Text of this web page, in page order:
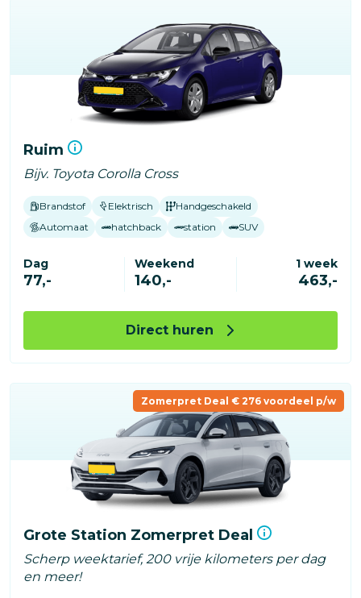
Ruim
Bijv. Toyota Corolla Cross
Brandstof Elektrisch
Handgeschakeld
Automaat
hatchback station SUV
Dag
77,-
Weekend
140,-
1 week
463,-
Direct huren
Zomerpret Deal € 276 voordeel p/w
Grote Station Zomerpret Deal
Scherp weektarief, 200 vrije kilometers per dag
en meer!